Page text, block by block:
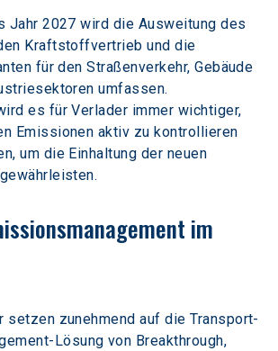
Jahr 2027 wird die Ausweitung des
Kraftstoffvertrieb und die
für den Straßenverkehr, Gebäude
umfassen.
es für Verlader immer wichtiger,
Emissionen aktiv zu kontrollieren
um die Einhaltung der neuen
im
setzen zunehmend auf die Transport-
Lösung von Breakthrough,